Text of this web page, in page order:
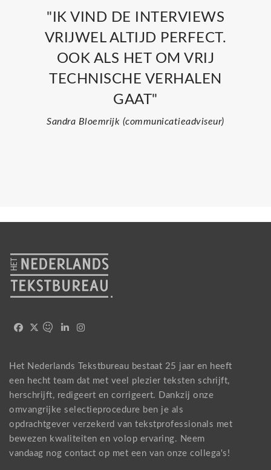
"IK VIND DE INTERVIEWS
VRIJWEL ALTIJD PERFECT.
OOK ALS HET OM VRIJ
TECHNISCHE VERHALEN
GAAT"
Sandra Bloemrijk (communicatieadviseur)
Het Nederlands Tekstbureau bestaat 25 jaar en heeft
een hecht team dat met veel plezier teksten schrijft,
herschrijft, redigeert en corrigeert. Dankzij onze
omvangrijke selectieprocedure ben je als
opdrachtgever verzekerd van tekstprofessionals met
bewezen kwaliteiten en volop ervaring. Neem
vandaag nog contact op met een van onze collega's!